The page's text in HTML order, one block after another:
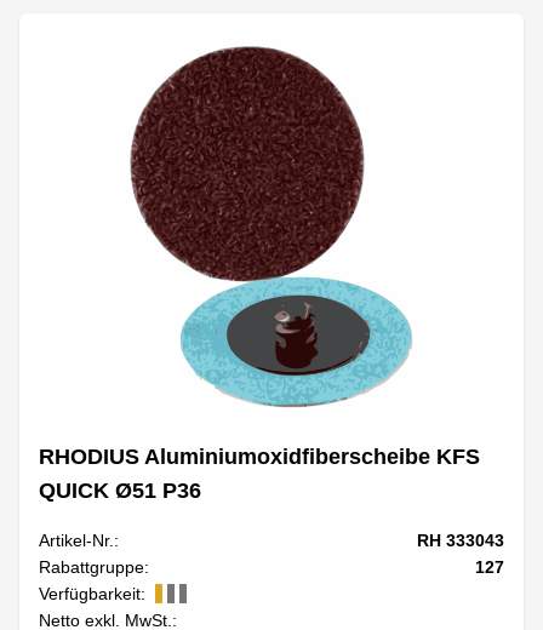
RHODIUS Aluminiumoxidfiberscheibe KFS
QUICK Ø51 P36
Artikel-Nr.:
RH 333043
Rabattgruppe:
127
Verfügbarkeit:
Netto exkl. MwSt.: